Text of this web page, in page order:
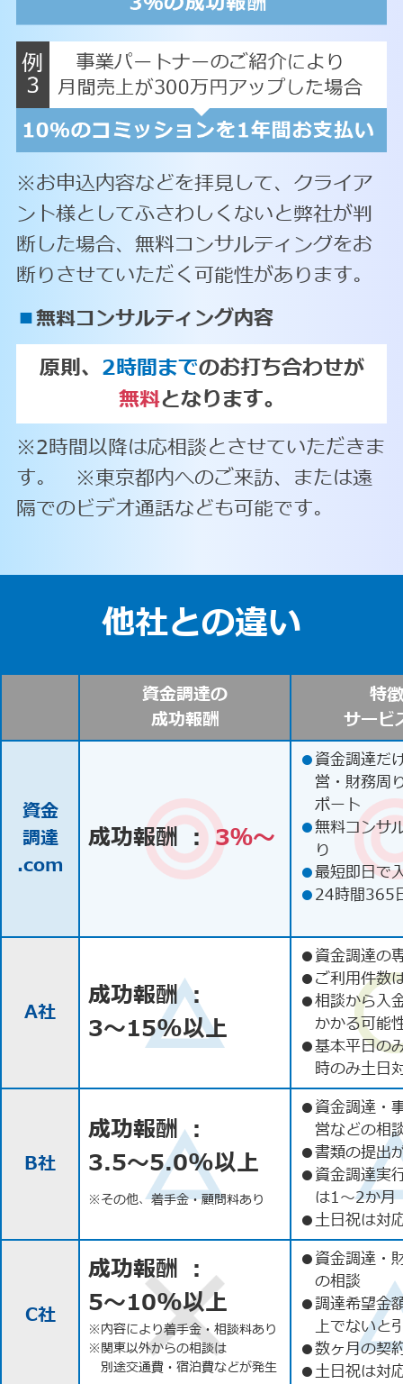
※お申込内容などを拝見して、クライア
ント様としてふさわしくないと弊社が判
断した場合、無料コンサルティングをお
断りさせていただく可能性があります。
■無料コンサルティング内容
原則、 2時間までのお打ち合わせが
無料となります。
※2時間以降は応相談とさせていただきま
す。 ※東京都内へのご来訪、または遠
隔でのビデオ通話なども可能です。
他社との違い
資金調達の
成功報酬
特
サービ
資金
調達
.com
成功報酬 ： 3％〜
●資金調達だ
営・財務周
ポート
●無料コンサ
り
●最短即日で
●24時間365
A社
成功報酬 ：
3〜15%以上
●資金調達の
●ご利用件数
●相談から入
かかる可能
●基本平日の
時のみ土日
B社
成功報酬 ：
3.5〜5.0%以上
※その他、着手金・顧問料あり
●資金調達・
営などの相
●書類の提出
●資金調達実
は1〜2か月
●土日祝は対
C社
成功報酬 ：
5〜10%以上
※内容により着手金・相談料あり
※関東以外からの相談は
別途交通費・宿泊費などが発生
●資金調達・
の相談
●調達希望金
上でないと
●数ヶ月の契
●土日祝は対